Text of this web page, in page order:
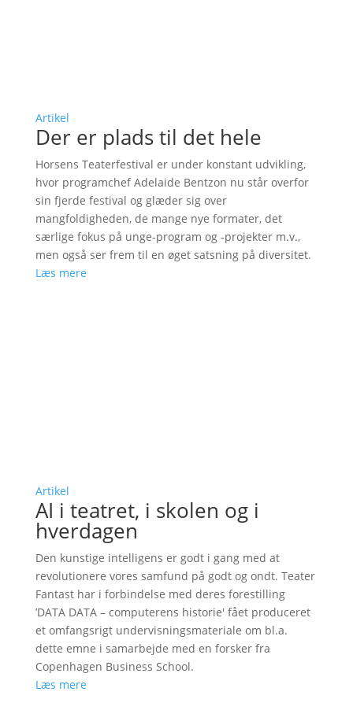
Artikel
Der er plads til det hele
Horsens Teaterfestival er under konstant udvikling,
hvor programchef Adelaide Bentzon nu står overfor
sin fjerde festival og glæder sig over
mangfoldigheden, de mange nye formater, det
særlige fokus på unge-program og -projekter m.v.,
men også ser frem til en øget satsning på diversitet.
Læs mere
Artikel
AI i teatret, i skolen og i
hverdagen
Den kunstige intelligens er godt i gang med at
revolutionere vores samfund på godt og ondt. Teater
Fantast har i forbindelse med deres forestilling
’DATA DATA – computerens historie' fået produceret
et omfangsrigt undervisningsmateriale om bl.a.
dette emne i samarbejde med en forsker fra
Copenhagen Business School.
Læs mere